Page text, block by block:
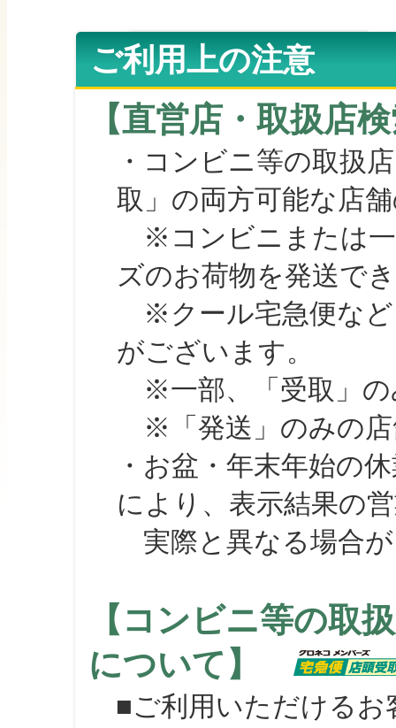
ご利用上の注意
【直営店・取扱店
・コンビニ等の取扱
取」の両方可能な店
※コンビニまたは一
ズのお荷物を発送で
※クール宅急便など
がございます。
※一部、「受取」の
※「発送」のみの店
・お盆・年末年始の
により、表示結果の
実際と異なる場合が
【コンビニ等の取
について】
■ご利用いただけるお